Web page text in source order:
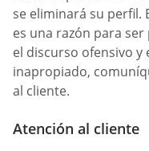
se eliminará su
es una razón para
el discurso ofensivo y
inapropiado,
al cliente.
Atención al cliente